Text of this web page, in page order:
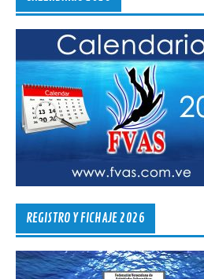
REGISTRO Y FICHAJE 2026